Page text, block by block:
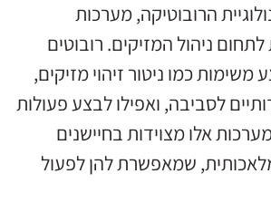
הרובוטיקה, מערכות
לתחום ניהול המזיקים. רובוטים
משימות כמו ניטור זיהוי מזיקים,
לסביבה, ואפילו לבצע פעולות
אלו מצוידות בחיישנים
שמאפשרת להן לפעול